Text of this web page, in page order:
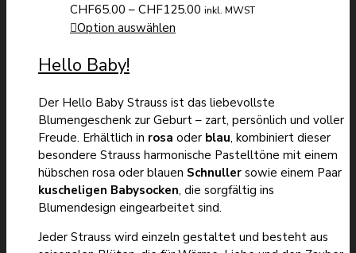
CHF65.00 – CHF125.00 Preisspanne:
inkl. MWST
Option auswählen
Hello Baby!
Der Hello Baby Strauss ist das liebevollste
Blumengeschenk zur Geburt – zart, persönlich und voller
Freude. Erhältlich in rosa oder blau, kombiniert dieser
besondere Strauss harmonische Pastelltöne mit einem
hübschen rosa oder blauen Schnuller sowie einem Paar
kuscheligen Babysocken, die sorgfältig ins
Blumendesign eingearbeitet sind.
Jeder Strauss wird einzeln gestaltet und besteht aus